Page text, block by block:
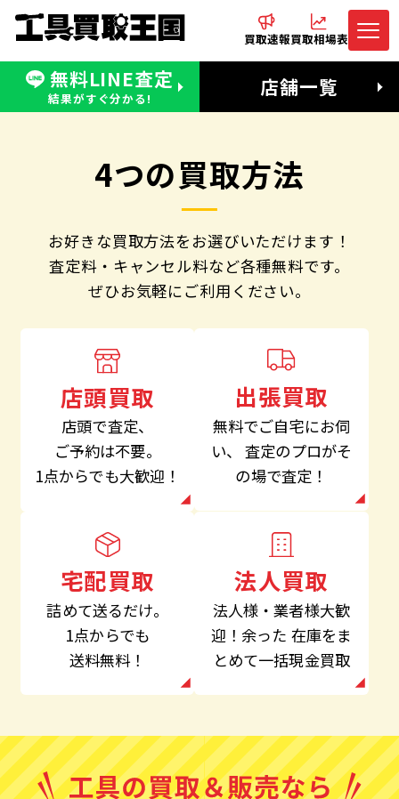
買取速報買取相場表
無料LINE査定
結果がすぐ分かる! 店舗一覧
無料LINE査定
受付：11:00〜19:00 木曜定休日
電話でお問合わせ
営業時間：11:00〜20:00
4つの買取方法
お好きな買取方法をお選びいただけます！
査定料・キャンセル料など各種無料です。
ぜひお気軽にご利用ください。
店頭買取
店頭で査定、
ご予約は不要。
1点からでも大歓迎！
出張買取
無料でご自宅にお伺
い、
査定のプロがそ
の場で査定！
宅配買取
詰めて送るだけ。
1点からでも
送料無料！
法人買取
法人様・業者様大歓
迎！余った 在庫をま
とめて一括現金買取